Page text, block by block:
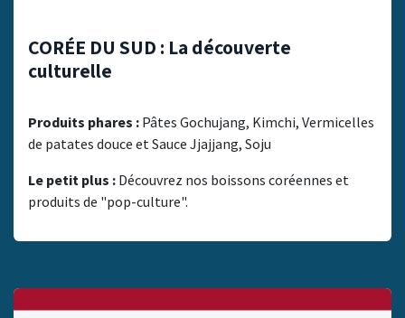
CORÉE DU SUD : La découverte
culturelle
Produits phares : Pâtes Gochujang, Kimchi, Vermicelles
de patates douce et Sauce Jjajjang, Soju
Le petit plus : Découvrez nos boissons coréennes et
produits de "pop-culture".